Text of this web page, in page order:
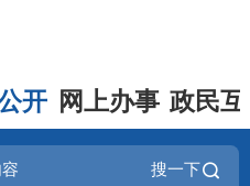
开 网上办事 政民
搜一下